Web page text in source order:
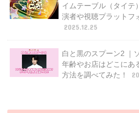
イムテーブル（タイテ
演者や視聴プラットフ
2025.12.25
白と黒のスプーン2 ｜
年齢やお店はどこにあ
方法を調べてみた！